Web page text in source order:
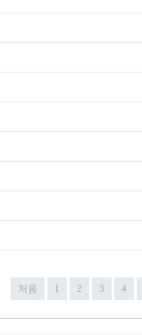
처음 1 2 3 4